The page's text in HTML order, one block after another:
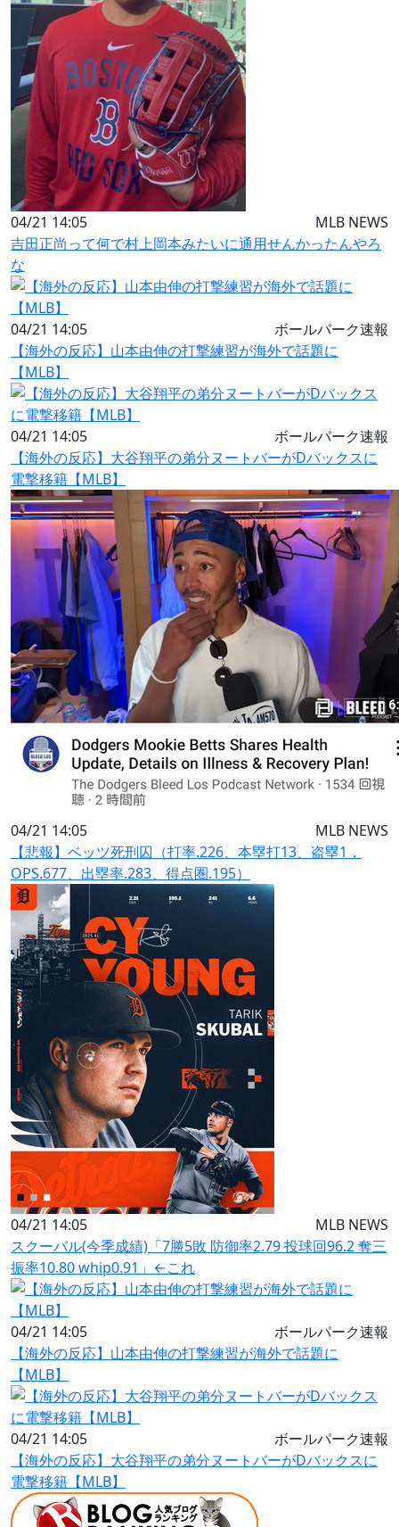
04/21 14:05
MLB NEWS
吉田正尚って何で村上岡本みたいに通用せんかったんやろ
な
04/21 14:05
ボールパーク速報
【海外の反応】山本由伸の打撃練習が海外で話題に
【MLB】
04/21 14:05
ボールパーク速報
【海外の反応】大谷翔平の弟分ヌートバーがDバックスに
電撃移籍【MLB】
04/21 14:05
MLB NEWS
【悲報】ベッツ死刑囚（打率.226、本塁打13、盗塁1，
OPS.677、出塁率.283、得点圏.195）
04/21 14:05
MLB NEWS
スクーバル(今季成績)「7勝5敗 防御率2.79 投球回96.2 奪三
振率10.80 whip0.91」←これ
04/21 14:05
ボールパーク速報
【海外の反応】山本由伸の打撃練習が海外で話題に
【MLB】
04/21 14:05
ボールパーク速報
【海外の反応】大谷翔平の弟分ヌートバーがDバックスに
電撃移籍【MLB】